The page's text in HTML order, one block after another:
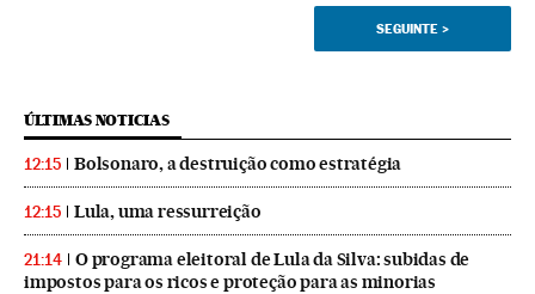
SEGUINTE >
ÚLTIMAS NOTICIAS
12:15 Bolsonaro, a destruição como estratégia
12:15 Lula, uma ressurreição
21:14
O programa eleitoral de Lula da Silva: subidas de
impostos para os ricos e proteção para as minorias